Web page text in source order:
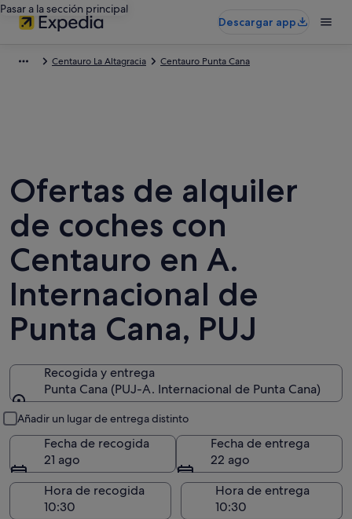
Pasar a la sección principal
Descargar app
Centauro La Altagracia Centauro Punta Cana
Ofertas de alquiler
de coches con
Centauro en A.
Internacional de
Punta Cana, PUJ
Recogida y entrega
Punta Cana (PUJ-A. Internacional de Punta Cana)
Añadir un lugar de entrega distinto
Fecha de recogida
21 ago
Fecha de entrega
22 ago
Hora de recogida
Hora de entrega